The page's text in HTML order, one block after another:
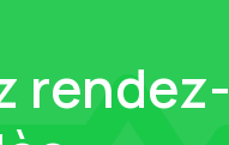
rendez-